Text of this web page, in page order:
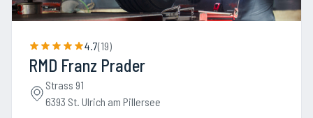
4.7(19)
RMD Franz Prader
Strass 91
6393 St. Ulrich am Pillersee